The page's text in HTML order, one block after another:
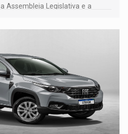
Assembleia Legislativa e a